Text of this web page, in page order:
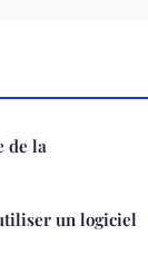
de la
un logiciel